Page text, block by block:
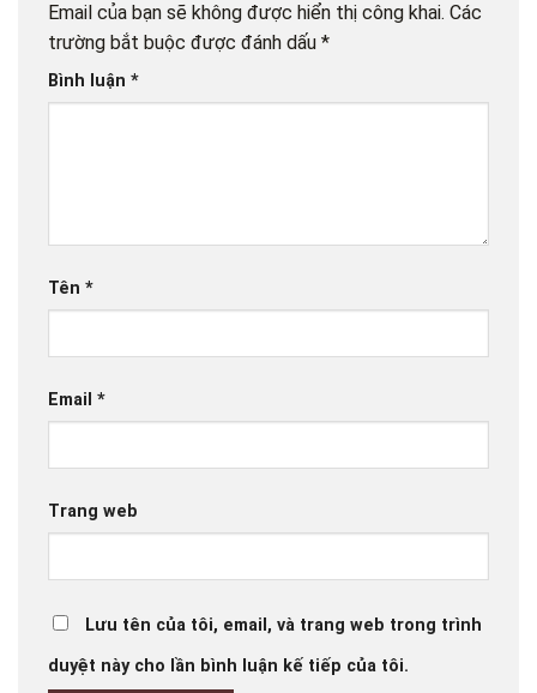
Email của bạn sẽ không được hiển thị công khai. Các
trường bắt buộc được đánh dấu *
Bình luận *
Tên *
Email *
Trang web
Lưu tên của tôi, email, và trang web trong trình
duyệt này cho lần bình luận kế tiếp của tôi.